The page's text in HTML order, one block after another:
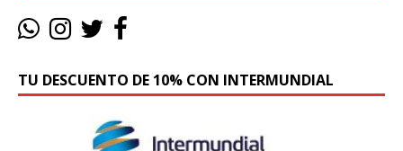
TU DESCUENTO DE 10% CON INTERMUNDIAL